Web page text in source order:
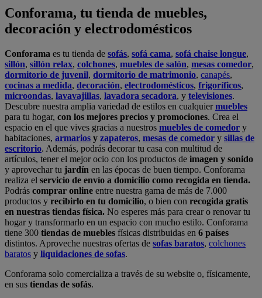
Conforama, tu tienda de muebles,
decoración y electrodomésticos
Conforama es tu tienda de sofás, sofá cama, sofá chaise longue,
sillón, sillón relax, colchones, muebles de salón, mesas comedor,
dormitorio de juvenil, dormitorio de matrimonio, canapés,
cocinas a medida, decoración, electrodomésticos, frigoríficos,
microondas, lavavajillas, lavadora secadora, y televisiones.
Descubre nuestra amplia variedad de estilos en cualquiermuebles
para tu hogar, con los mejores precios y promociones. Crea el
espacio en el que vives gracias a nuestros muebles de comedor y
habitaciones, armarios y zapateros, mesas de comedor y sillas de
escritorio. Además, podrás decorar tu casa con multitud de
artículos, tener el mejor ocio con los productos de imagen y sonido
y aprovechar tu jardín en las épocas de buen tiempo. Conforama
realiza el servicio de envío a domicilio como recogida en tienda.
Podrás comprar online entre nuestra gama de más de 7.000
productos y recibirlo en tu domicilio, o bien con recogida gratis
en nuestras tiendas física. No esperes más para crear o renovar tu
hogar y transformarlo en un espacio con mucho estilo. Conforama
tiene 300 tiendas de muebles físicas distribuidas en 6 países
distintos. Aproveche nuestras ofertas de sofas baratos, colchones
baratos y liquidaciones de sofas.
Conforama solo comercializa a través de su website o, físicamente,
en sus tiendas de sofás.